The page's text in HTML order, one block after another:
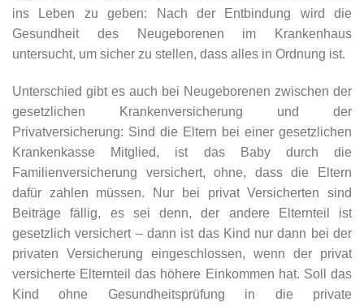
ins Leben zu geben: Nach der Entbindung wird die
Gesundheit des Neugeborenen im Krankenhaus
untersucht, um sicher zu stellen, dass alles in Ordnung ist.
Unterschied gibt es auch bei Neugeborenen zwischen der
gesetzlichen Krankenversicherung und der
Privatversicherung: Sind die Eltern bei einer gesetzlichen
Krankenkasse Mitglied, ist das Baby durch die
Familienversicherung versichert, ohne, dass die Eltern
dafür zahlen müssen. Nur bei privat Versicherten sind
Beiträge fällig, es sei denn, der andere Elternteil ist
gesetzlich versichert – dann ist das Kind nur dann bei der
privaten Versicherung eingeschlossen, wenn der privat
versicherte Elternteil das höhere Einkommen hat. Soll das
Kind ohne Gesundheitsprüfung in die private